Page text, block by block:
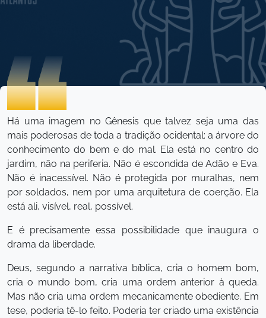
Marcos Kayan Niquelatte
Há uma imagem no Gênesis que talvez seja uma das
mais poderosas de toda a tradição ocidental: a árvore do
conhecimento do bem e do mal. Ela está no centro do
jardim, não na periferia. Não é escondida de Adão e Eva.
Não é inacessível. Não é protegida por muralhas, nem
por soldados, nem por uma arquitetura de coerção. Ela
está ali, visível, real, possível.
E é precisamente essa possibilidade que inaugura o
drama da liberdade.
Deus, segundo a narrativa bíblica, cria o homem bom,
cria o mundo bom, cria uma ordem anterior à queda.
Mas não cria uma ordem mecanicamente obediente. Em
tese, poderia tê-lo feito. Poderia ter criado uma existência